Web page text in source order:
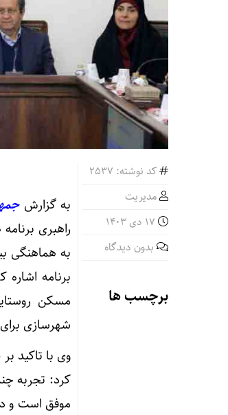
کد نوشته: 2537
مدیریت
بدون دیدگاه
برچسب ها
به گزارش
راهبری
به هماهنگی
برنامه
مسکن
شهرسازی
وی با تاکید
کرد: تجربه
موفق است و